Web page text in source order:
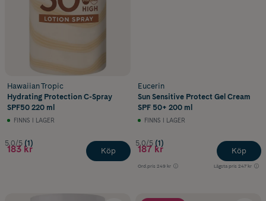
Hawaiian Tropic
Hydrating Protection C-Spray
SPF50 220 ml
FINNS I LAGER
5.0/5 (1)
183 kr Köp
Eucerin
Sun Sensitive Protect Gel Cream
SPF 50+ 200 ml
FINNS I LAGER
5.0/5 (1)
187 kr
Ord.pris 249 kr Lägsta pris 247 kr
Köp